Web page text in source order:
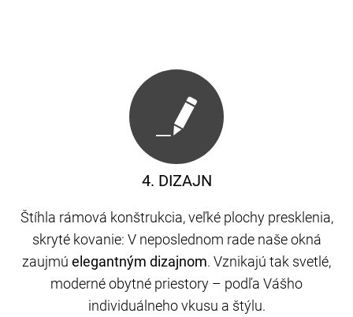
4. DIZAJN
Štíhla rámová konštrukcia, veľké plochy presklenia,
skryté kovanie: V neposlednom rade naše okná
zaujmú elegantným dizajnom. Vznikajú tak svetlé,
moderné obytné priestory – podľa Vášho
individuálneho vkusu a štýlu.